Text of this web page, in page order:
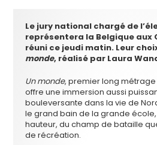
Le jury national chargé de
représentera la Belgique aux
réuni ce jeudi matin. Leur
monde, réalisé par Laura
Un monde, premier long métrage
offre une immersion aussi
bouleversante dans la vie de
le grand bain de la grande
hauteur, du champ de bataille
de récréation.